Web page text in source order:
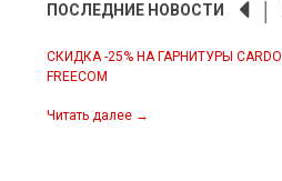
ПОСЛЕДНИЕ НОВОСТИ
СКИДКА -25% НА ГАРНИТУРЫ CARDO
FREECOM
Читать далее →